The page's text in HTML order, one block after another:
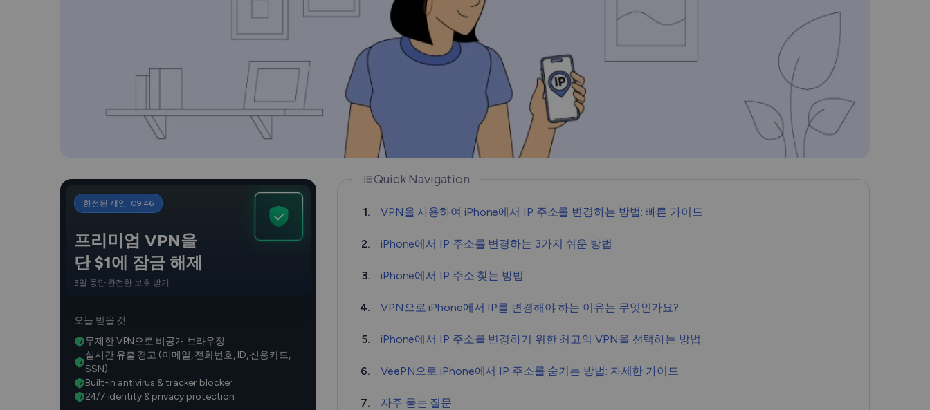
Tiếng Việt
Čeština
فارسی
한정된 제안: 09:45
프리미엄 VPN을
단 $1에 잠금 해제
3일 동안 완전한 보호 받기
오늘 받을 것:
무제한 VPN으로 비공개 브라우징
실시간 유출 경고 (이메일, 전화번호, ID, 신용카드,
SSN)
Built-in antivirus & tracker blocker
24/7 identity & privacy protection
Quick Navigation
1. VPN을 사용하여 iPhone에서 IP 주소를 변경하는 방법: 빠른 가이드
2. iPhone에서 IP 주소를 변경하는 3가지 쉬운 방법
3. iPhone에서 IP 주소 찾는 방법
4. VPN으로 iPhone에서 IP를 변경해야 하는 이유는 무엇인가요?
5. iPhone에서 IP 주소를 변경하기 위한 최고의 VPN을 선택하는 방법
6. VeePN으로 iPhone에서 IP 주소를 숨기는 방법: 자세한 가이드
7. 자주 묻는 질문